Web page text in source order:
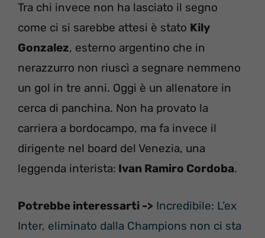
Tra chi invece non ha lasciato il segno
come ci si sarebbe attesi è stato Kily
Gonzalez, esterno argentino che in
nerazzurro non riuscì a segnare nemmeno
un gol in tre anni. Oggi è un allenatore in
cerca di panchina. Non ha provato la
carriera a bordocampo, ma fa invece il
dirigente nel board del Venezia, una
leggenda interista: Ivan Ramiro Cordoba.
Potrebbe interessarti -> Incredibile: L’ex
Inter, eliminato dalla Champions non ci sta